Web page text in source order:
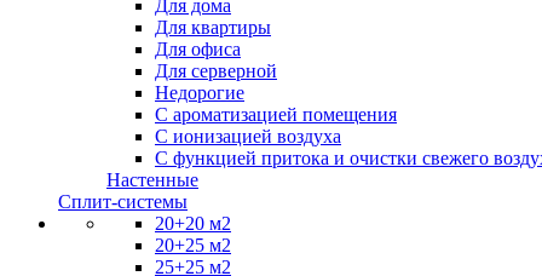
Для дома
Для квартиры
Для офиса
Для серверной
Недорогие
С ароматизацией помещения
С ионизацией воздуха
С функцией притока и очистки свежего
Настенные
Сплит-системы
20+20 м2
20+25 м2
25+25 м2